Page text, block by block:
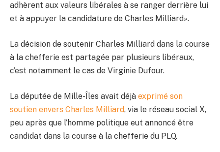
adhèrent aux valeurs libérales à se ranger derrière lui
et à appuyer la candidature de Charles Milliard».
La décision de soutenir Charles Milliard dans la course
à la chefferie est partagée par plusieurs libéraux,
c’est notamment le cas de Virginie Dufour.
La députée de Mille-Îles avait déjà exprimé son
soutien envers Charles Milliard, via le réseau social X,
peu après que l’homme politique eut annoncé être
candidat dans la course à la chefferie du PLQ.